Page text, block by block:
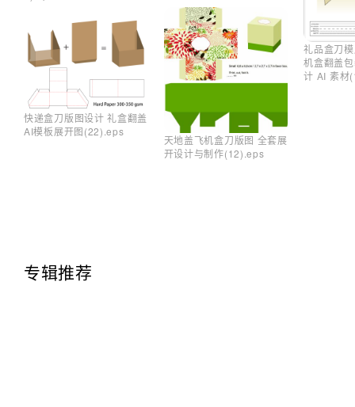
快递盒刀版图设计 礼盒翻盖
AI模板展开图(22).eps
天地盖飞机盒刀版图 全套展
开设计与制作(12).eps
礼品盒刀
机盒翻盖
计 AI 素材
专辑推荐